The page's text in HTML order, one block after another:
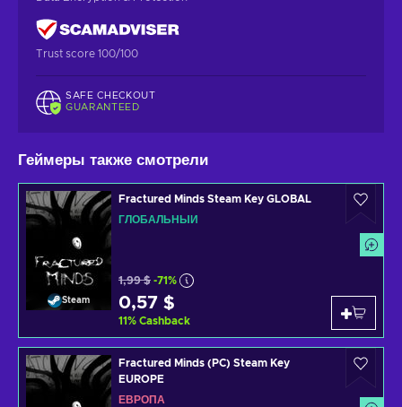
Trust score 100/100
SAFE CHECKOUT
GUARANTEED
Геймеры также смотрели
Steam
Fractured Minds Steam Key GLOBAL
ГЛОБАЛЬНЫЙ
1,99 $ -71%
0,57 $
11% Cashback
Fractured Minds (PC) Steam Key
EUROPE
ЕВРОПА